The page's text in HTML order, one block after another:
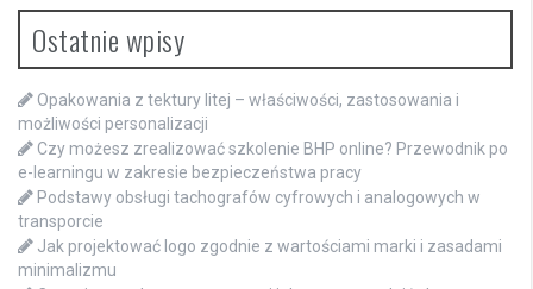
Ostatnie wpisy
Opakowania z tektury litej – właściwości, zastosowania i
możliwości personalizacji
Czy możesz zrealizować szkolenie BHP online? Przewodnik po
e-learningu w zakresie bezpieczeństwa pracy
Podstawy obsługi tachografów cyfrowych i analogowych w
transporcie
Jak projektować logo zgodnie z wartościami marki i zasadami
minimalizmu